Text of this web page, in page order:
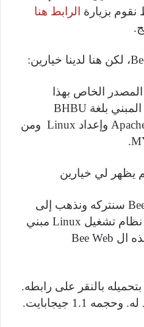
بزيارة
الرابط هنا
، لكن هنا لدينا خيارين:
الخاص بهذا
BHBU
وإعداد Linux ومن
.
يظهر لي خيارين
سنتركه ونذهب إلى
نظام تشغيل Linux مبني
ال Bee Web
بالنقر على رابطه.
1.1 جيجابايت.